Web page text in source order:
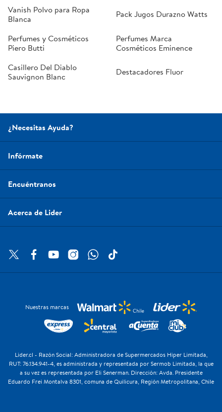
Vanish Polvo para Ropa
Blanca
Pack Jugos Durazno Watts
Perfumes y Cosméticos
Piero Butti
Perfumes Marca
Cosméticos Eminence
Casillero Del Diablo
Sauvignon Blanc
Destacadores Fluor
¿Necesitas Ayuda?
Infórmate
Encuéntranos
Acerca de Lider
Nuestras marcas
Lider.cl - Razón Social: Administradora de Supermercados Hiper Limitada,
RUT: 76.134.941-4, es administrada y representada por Sermob Limitada, la que
a su vez es representada por Eli Senerman. Dirección: Avda. Presidente
Eduardo Frei Montalva 8301, comuna de Quilicura, Región Metropolitana, Chile